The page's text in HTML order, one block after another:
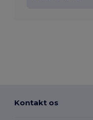
Kontakt os